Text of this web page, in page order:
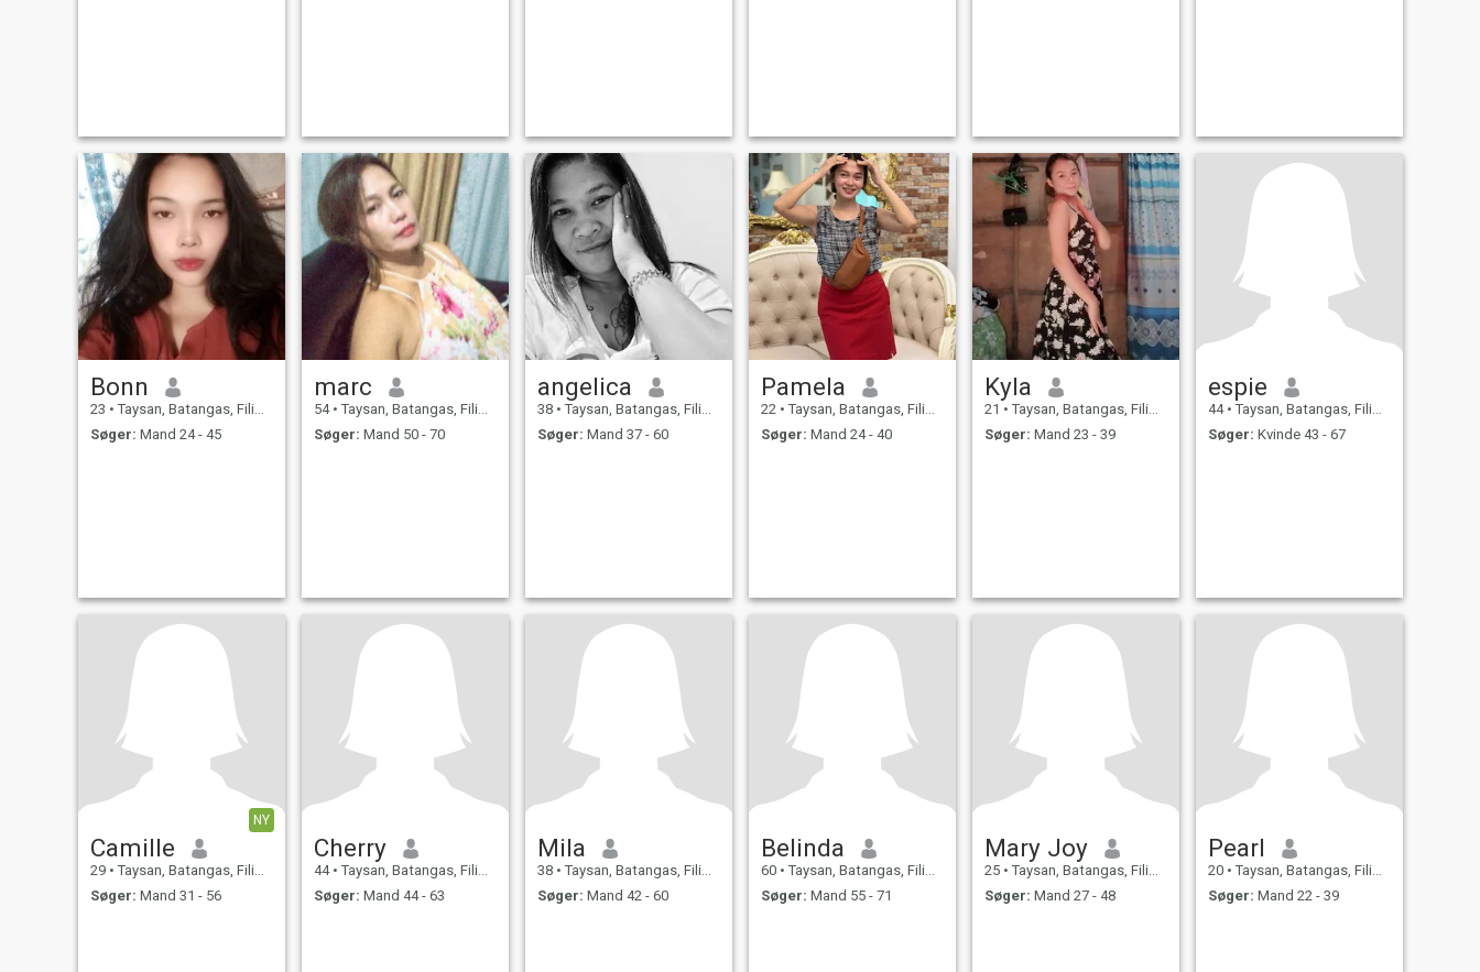
Bonn
23 • Taysan, Batangas, Filippinerne
Søger: Mand 24 - 45
marc
54 • Taysan, Batangas, Filippinerne
Søger: Mand 50 - 70
angelica
38 • Taysan, Batangas, Filippinerne
Søger: Mand 37 - 60
Pamela
22 • Taysan, Batangas, Filippinerne
Søger: Mand 24 - 40
Kyla
21 • Taysan, Batangas, Filippinerne
Søger: Mand 23 - 39
espie
44 • Taysan, Batangas, Filippinerne
Søger: Kvinde 43 - 67
NY
Camille
29 • Taysan, Batangas, Filippinerne
Søger: Mand 31 - 56
Cherry
44 • Taysan, Batangas, Filippinerne
Søger: Mand 44 - 63
Mila
38 • Taysan, Batangas, Filippinerne
Søger: Mand 42 - 60
Belinda
60 • Taysan, Batangas, Filippinerne
Søger: Mand 55 - 71
Mary Joy
25 • Taysan, Batangas, Filippinerne
Søger: Mand 27 - 48
Pearl
20 • Taysan, Batangas, Filippinerne
Søger: Mand 22 - 39